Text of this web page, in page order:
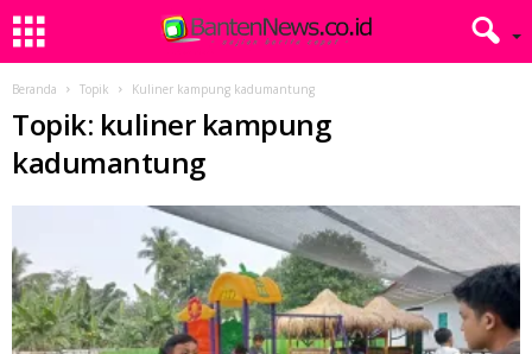
Beranda Topik Kuliner kampung kadumantung
Topik: kuliner kampung
kadumantung